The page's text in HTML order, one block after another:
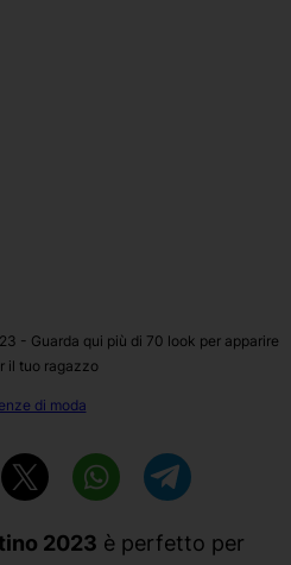
- Guarda qui più di 70 look per apparire
il tuo ragazzo
di moda
2023 è perfetto per